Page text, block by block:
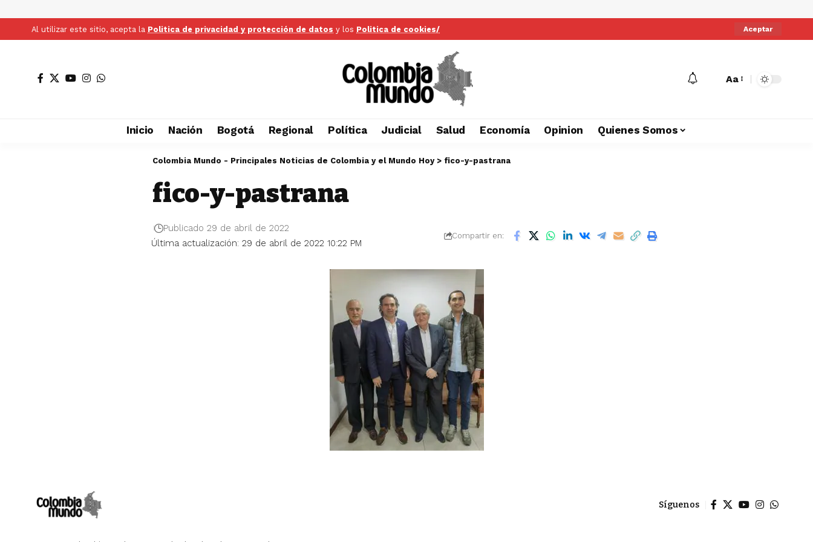
Al utilizar este sitio, acepta la Politica de privacidad y protección de datos y los Politica de cookies/ Aceptar
Aa
Inicio Nación Bogotá Regional Política Judicial Salud Economía Opinion Quienes Somos
Colombia Mundo - Principales Noticias de Colombia y el Mundo Hoy> fico-y-pastrana
fico-y-pastrana
Última actualización: 29 de abril de 2022 10:22 PM
Publicado 29 de abril de 2022
Compartir en:
Síguenos